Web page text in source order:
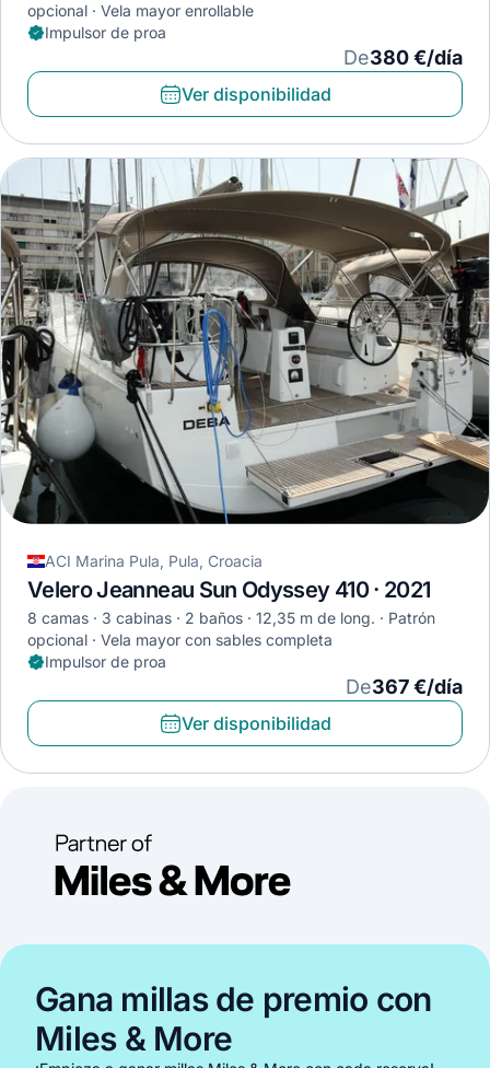
opcional
Vela mayor enrollable
Impulsor de proa
De380 €/día
Ver disponibilidad
ACI Marina Pula, Pula, Croacia
Velero Jeanneau Sun Odyssey 410 · 2021
8 camas 3 cabinas 2 baños 12,35 m de long.
Patrón
opcional
Vela mayor con sables completa
Impulsor de proa
De367 €/día
Ver disponibilidad
Gana millas de premio con
Miles & More